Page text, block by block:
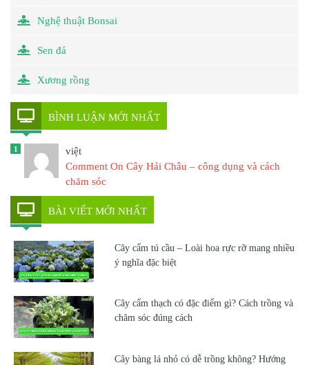
Nghệ thuật Bonsai
Sen đá
Xương rồng
BÌNH LUẬN MỚI NHẤT
1
việt
Comment On Cây Hải Châu – công dụng và cách
chăm sóc
BÀI VIẾT MỚI NHẤT
Cây cẩm tú cầu – Loài hoa rực rỡ mang nhiều
ý nghĩa đặc biệt
Cây cẩm thạch có đặc điểm gì? Cách trồng và
chăm sóc đúng cách
Cây bàng lá nhỏ có dễ trồng không? Hướng